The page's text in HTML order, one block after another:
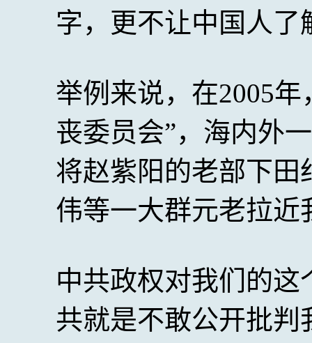
字，更不让中国人了
举例来说，在2005
丧委员会”，海内外
将赵紫阳的老部下
伟等一大群元老拉近
中共政权对我们的
共就是不敢公开批判